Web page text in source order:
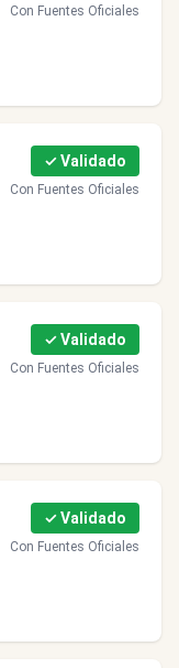
Con Fuentes Oficiales
✓ Validado
Con Fuentes Oficiales
✓ Validado
Con Fuentes Oficiales
✓ Validado
Con Fuentes Oficiales